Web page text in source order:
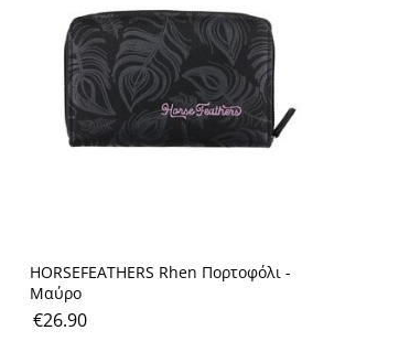
HORSEFEATHERS Rhen Πορτοφόλι -
Μαύρο
€26.90